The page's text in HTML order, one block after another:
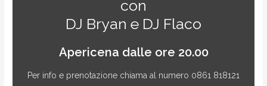
con
DJ Bryan e DJ Flaco
Apericena dalle ore 20.00
Per info e prenotazione chiama al numero 0861 818121